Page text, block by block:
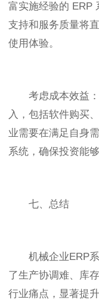
富实施经验的 ERP
支持和服务质量将
使用体验。
考虑成本效益：
入，包括软件购买
业需要在满足自身
系统，确保投资能
七、总结
机械企业ERP系
了生产协调难、库
行业痛点，显著提